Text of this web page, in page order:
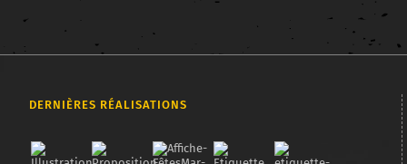
DERNIÈRES RÉALISATIONS